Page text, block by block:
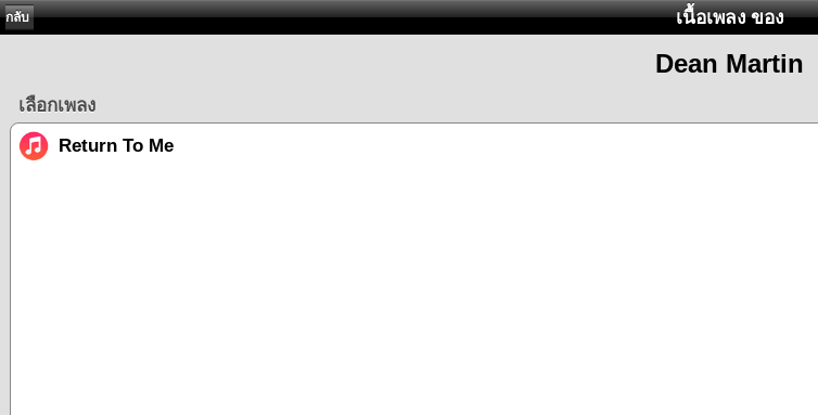
กลับ เนื้อเพลง ของ
Dean Martin
เลือกเพลง
Return To Me